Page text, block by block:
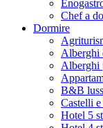
Chef a
Dormire
Alberghi
Alberghi
B&B
Castelli
Hotel 5